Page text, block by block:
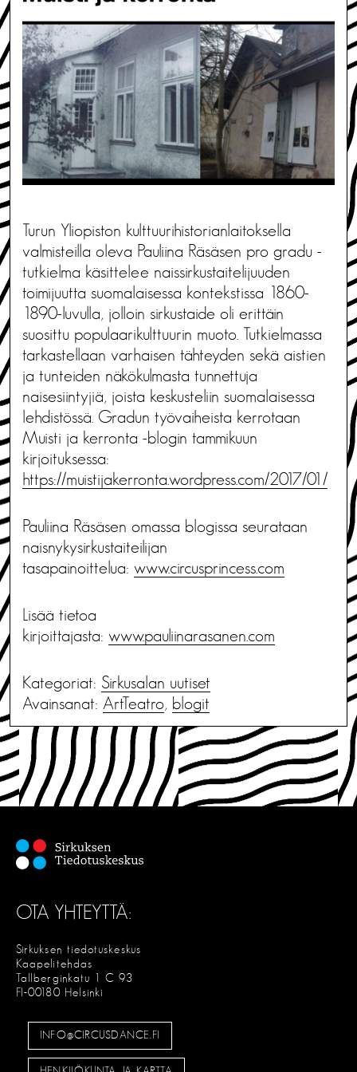
Turun Yliopiston kulttuurihistorianlaitoksella
valmisteilla oleva Pauliina Räsäsen pro gradu -
tutkielma käsittelee naissirkustaitelijuuden
toimijuutta suomalaisessa kontekstissa 1860-
1890-luvulla, jolloin sirkustaide oli erittäin
suosittu populaarikulttuurin muoto. Tutkielmassa
tarkastellaan varhaisen tähteyden sekä aistien
ja tunteiden näkökulmasta tunnettuja
naisesiintyjiä, joista keskusteliin suomalaisessa
lehdistössä. Gradun työvaiheista kerrotaan
Muisti ja kerronta -blogin tammikuun
kirjoituksessa:
https://muistijakerronta.wordpress.com/2017/01/
Pauliina Räsäsen omassa blogissa seurataan
naisnykysirkustaiteilijan
tasapainoittelua: www.circusprincess.com
Lisää tietoa
kirjoittajasta: www.pauliinarasanen.com
Kategoriat: Sirkusalan uutiset
Avainsanat: ArtTeatro, blogit
OTA YHTEYTTÄ:
Sirkuksen tiedotuskeskus
Kaapelitehdas
Tallberginkatu 1 C 93
FI-00180 Helsinki
INFO@CIRCUSDANCE.FI